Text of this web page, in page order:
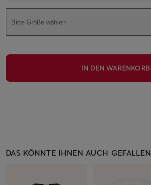
Bitte Größe wählen
IN DEN WARENKORB
DAS KÖNNTE IHNEN AUCH GEFALLEN